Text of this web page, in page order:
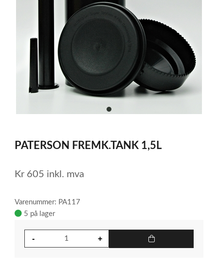
item
of
PATERSON FREMK.TANK 1,5L
Kr 605 inkl. mva
Varenummer: PA117
5 på lager